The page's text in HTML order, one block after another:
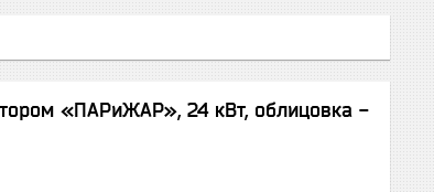
«ПАРиЖАР», 24 кВт, облицовка -